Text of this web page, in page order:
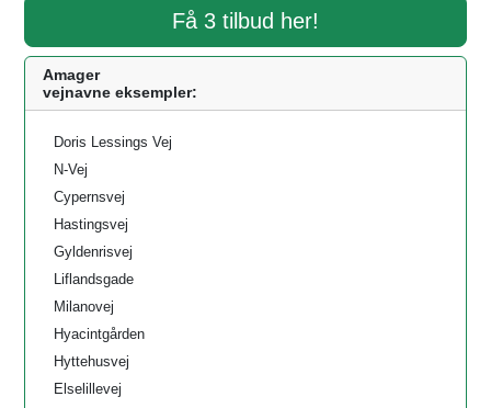
Få 3 tilbud her!
Amager
vejnavne eksempler:
Doris Lessings Vej
N-Vej
Cypernsvej
Hastingsvej
Gyldenrisvej
Liflandsgade
Milanovej
Hyacintgården
Hyttehusvej
Elselillevej